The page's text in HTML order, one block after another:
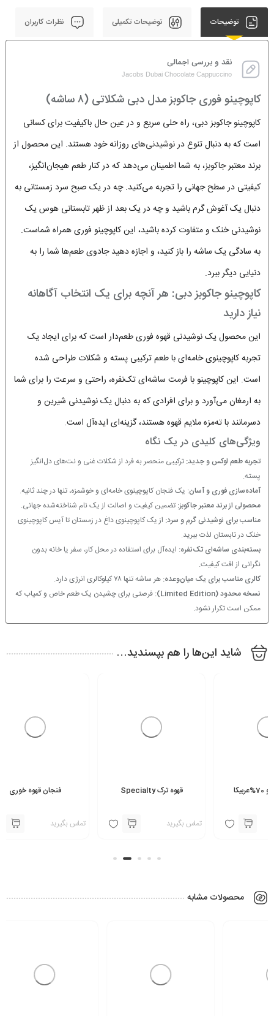
توضیحات توضیحات تکمیلی نظرات کاربران
نقد و بررسی اجمالی
Jacobs Dubai Chocolate Cappuccino
کاپوچینو فوری جاکوبز مدل دبی شکلاتی (۸ ساشه)
کاپوچینو جاکوبز دبی، راه حلی سریع و در عین حال باکیفیت برای کسانی
است که به دنبال تنوع درنوشیدنی‌های روزانه خود هستند. این محصول از
برند معتبرجاکوبز، به شما اطمینان می‌دهد که در کنار طعم هیجان‌انگیز،
کیفیتی در سطح جهانی را تجربه می‌کنید. چه در یک صبح سرد زمستانی به
دنبال یک آغوش گرم باشید و چه در یک بعد از ظهر تابستانی هوس یک
نوشیدنی خنک و متفاوت کرده باشید، این کاپوچینو فوری همراه شماست.
به سادگی یک ساشه را باز کنید، و اجازه دهید جادوی طعم‌ها شما را به
دنیایی دیگر ببرد.
کاپوچینو جاکوبز دبی: هر آنچه برای یک انتخاب آگاهانه
نیاز دارید
این محصول یک نوشیدنی قهوه فوری طعم‌دار است که برای ایجاد یک
تجربه کاپوچینوی خامه‌ای با طعم ترکیبی پسته و شکلات طراحی شده
است. این کاپوچینو با فرمت ساشه‌ای تک‌نفره، راحتی و سرعت را برای شما
به ارمغان می‌آورد و برای افرادی که به دنبال یکنوشیدنی شیرین و
دسرمانند با ته‌مزه ملایم قهوه هستند، گزینه‌ای ایده‌آل است.
ویژگی‌های کلیدی در یک نگاه
تجربه طعم لوکس و جدید: ترکیبی منحصر به فرد از شکلات غنی و نت‌های دل‌انگیز
پسته.
آماده‌سازی فوری و آسان: یک فنجان کاپوچینوی خامه‌ای و خوشمزه، تنها در چند ثانیه.
محصولی از برند معتبر جاکوبز: تضمین کیفیت و اصالت از یک نام شناخته‌شده جهانی.
مناسب برای نوشیدنی گرم و سرد: از یک کاپوچینوی داغ در زمستان تا آیس کاپوچینوی
خنک در تابستان لذت ببرید.
بسته‌بندی ساشه‌ای تک‌نفره: ایده‌آل برای استفاده در محل کار، سفر یا خانه بدون
نگرانی از افت کیفیت.
کالری مناسب برای یک میان‌وعده: هر ساشه تنها ۷۸ کیلوکالری انرژی دارد.
نسخه محدود (Limited Edition):
فرصتی برای چشیدن یک طعم خاص و کمیاب که
ممکن است تکرار نشود.
شاید این‌ها را هم بپسندید…
قهوه ترک Specialty
تماس بگیرید
فنجان قهوه خوری
تماس بگیرید
محصولات مشابه